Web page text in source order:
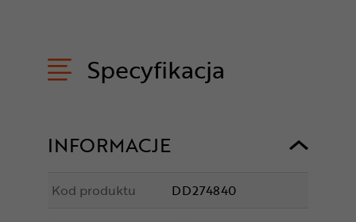
Specyfikacja
INFORMACJE
Kod produktu
DD274840